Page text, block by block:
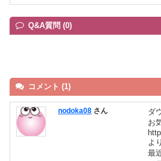
Q&A質問 (0)
コメント (1)
nodoka08 さん
ダ
お
よ
最